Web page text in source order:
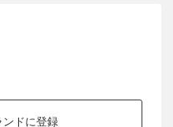
ンドに登録